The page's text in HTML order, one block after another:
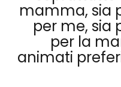
mamma, sia
per me, sia
per la
animati